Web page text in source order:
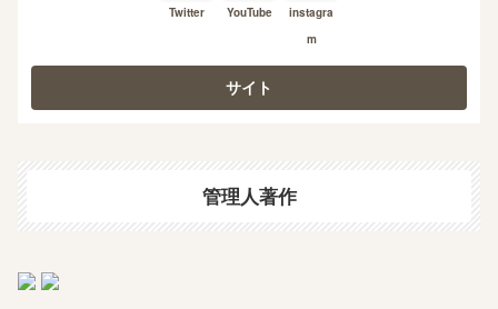
Twitter YouTube
instagra
m
管理人著作